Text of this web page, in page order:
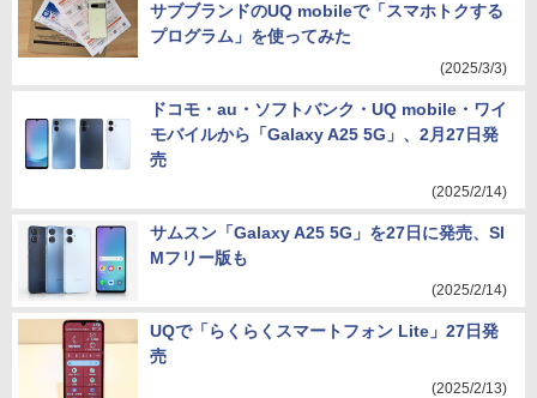
サブブランドのUQ mobileで「スマホトクする
プログラム」を使ってみた
(2025/3/3)
ドコモ・au・ソフトバンク・UQ mobile・ワイ
モバイルから「Galaxy A25 5G」、2月27日発
売
(2025/2/14)
サムスン「Galaxy A25 5G」を27日に発売、SI
Mフリー版も
(2025/2/14)
UQで「らくらくスマートフォン Lite」27日発
売
(2025/2/13)